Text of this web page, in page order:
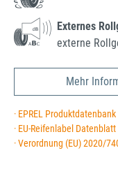
Externes
externe
Mehr
· EPREL Produktdatenbank
· EU-Reifenlabel
· Verordnung (EU) 2020/